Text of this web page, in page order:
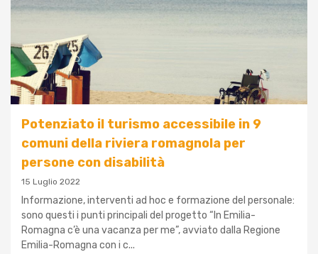
Potenziato il turismo accessibile in 9
comuni della riviera romagnola per
persone con disabilità
15 Luglio 2022
Informazione, interventi ad hoc e formazione del personale:
sono questi i punti principali del progetto “In Emilia-
Romagna c’è una vacanza per me”, avviato dalla Regione
Emilia-Romagna con i c...